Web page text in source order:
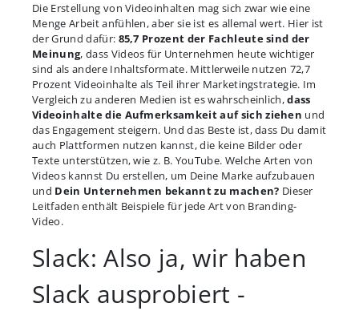
Die Erstellung von Videoinhalten mag sich zwar wie eine
Menge Arbeit anfühlen, aber sie ist es allemal wert. Hier ist
der Grund dafür: 85,7 Prozent der Fachleute sind der
Meinung, dass Videos für Unternehmen heute wichtiger
sind als andere Inhaltsformate. Mittlerweile nutzen 72,7
Prozent Videoinhalte als Teil ihrer Marketingstrategie. Im
Vergleich zu anderen Medien ist es wahrscheinlich,dass
Videoinhalte die Aufmerksamkeit auf sich ziehen und
das Engagement steigern. Und das Beste ist, dass Du damit
auch Plattformen nutzen kannst, die keine Bilder oder
Texte unterstützen, wie z. B. YouTube. Welche Arten von
Videos kannst Du erstellen, um Deine Marke aufzubauen
und Dein Unternehmen bekannt zu machen? Dieser
Leitfaden enthält Beispiele für jede Art von Branding-
Video.
Slack: Also ja, wir haben
Slack ausprobiert -